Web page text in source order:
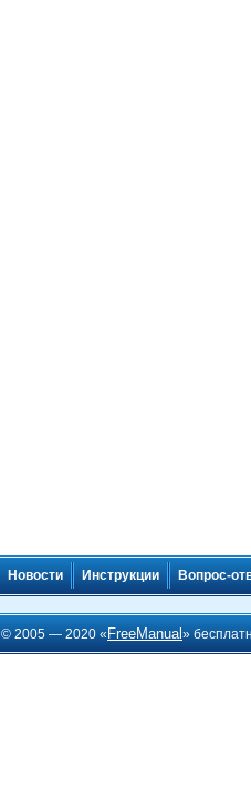
Новости Инструкции Вопрос-
© 2005 — 2020 « FreeManual»